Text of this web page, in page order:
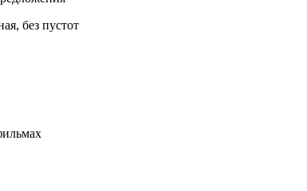
без пустот